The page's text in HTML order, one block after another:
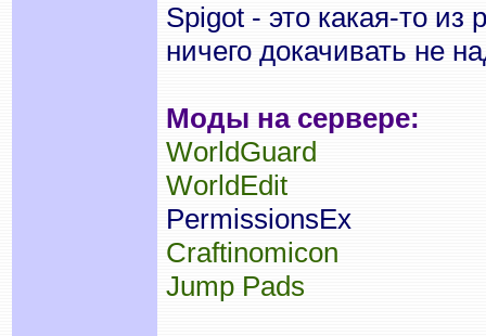
Spigot - это какая-то из
ничего докачивать не
Моды на сервере:
WorldGuard
WorldEdit
PermissionsEx
Craftinomicon
Jump Pads